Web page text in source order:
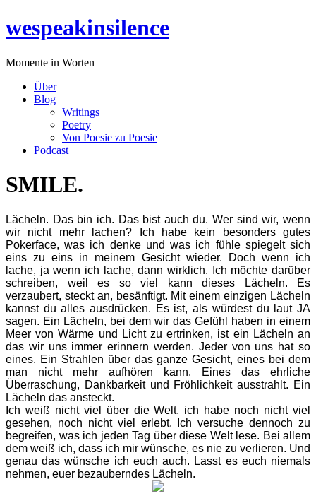
Inhalt
wespeakinsilence
Momente in Worten
Über
Blog
Writings
Poetry
Von Poesie zu Poesie
Podcast
SMILE.
Lächeln. Das bin ich. Das bist auch du. Wer sind wir, wenn
wir nicht mehr lachen? Ich habe kein besonders gutes
Pokerface, was ich denke und was ich fühle spiegelt sich
eins zu eins in meinem Gesicht wieder. Doch wenn ich
lache, ja wenn ich lache, dann wirklich. Ich möchte darüber
schreiben, weil es so viel kann dieses Lächeln. Es
verzaubert, steckt an, besänftigt. Mit einem einzigen Lächeln
kannst du alles ausdrücken. Es ist, als würdest du laut JA
sagen. Ein Lächeln, bei dem wir das Gefühl haben in einem
Meer von Wärme und Licht zu ertrinken, ist ein Lächeln an
das wir uns immer erinnern werden. Jeder von uns hat so
eines. Ein Strahlen über das ganze Gesicht, eines bei dem
man nicht mehr aufhören kann. Eines das ehrliche
Überraschung, Dankbarkeit und Fröhlichkeit ausstrahlt. Ein
Lächeln das ansteckt.
Ich weiß nicht viel über die Welt, ich habe noch nicht viel
gesehen, noch nicht viel erlebt. Ich versuche dennoch zu
begreifen, was ich jeden Tag über diese Welt lese. Bei allem
dem weiß ich, dass ich mir wünsche, es nie zu verlieren. Und
genau das wünsche ich euch auch. Lasst es euch niemals
nehmen, euer bezauberndes Lächeln.